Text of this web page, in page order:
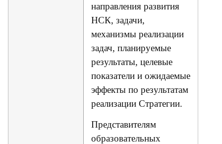
направления развития
НСК, задачи,
механизмы реализации
задач, планируемые
результаты, целевые
показатели и ожидаемые
эффекты по результатам
реализации Стратегии.
Представителям
образовательных